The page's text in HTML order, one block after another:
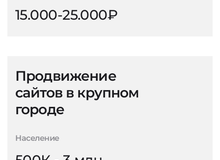
15.000-25.000₽
Продвижение
сайтов в крупном
городе
Население